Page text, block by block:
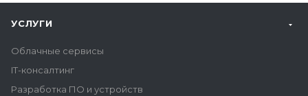
УСЛУГИ
Облачные сервисы
IT-консалтинг
Разработка ПО и устройств